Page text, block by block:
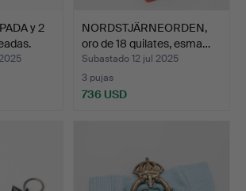
y 2
NORDSTJÄRNEORDEN,
oro de 18 quilates, esma…
Subastado 12 jul 2025
3 pujas
736 USD